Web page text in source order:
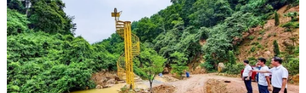
xâm hại trẻ em
27/05/2020 14:30
Trong những năm qua, công tác bảo vệ, chăm sóc và
giáo dục trẻ em đã có chuyển biến tích cực và đạt được